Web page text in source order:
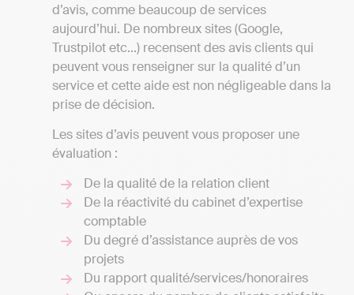
d’avis, comme beaucoup de services
aujourd’hui. De nombreux sites (Google,
Trustpilot etc...) recensent des avis clients qui
peuvent vous renseigner sur la qualité d’un
service et cette aide est non négligeable dans la
prise de décision.
Les sites d’avis peuvent vous proposer une
évaluation :
De la qualité de la relation client
De la réactivité du cabinet d’expertise
comptable
Du degré d’assistance auprès de vos
projets
Du rapport qualité/services/honoraires